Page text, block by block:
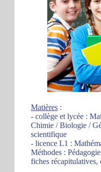
Matières :
- collège et lycée :
Chimie / Biologie /
scientifique
- licence L1 :
Méthodes :
fiches récapitulatives,